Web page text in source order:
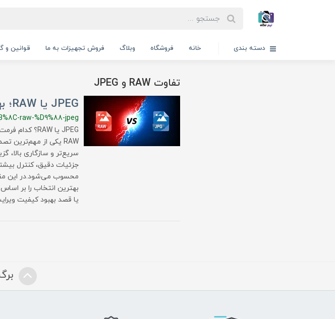
دسته بندی خانه فروشگاه وبلاگ فروش تجهیزات به ما قوانین و
تفاوت RAW و JPEG
JPEG یا RAW؛ بهترین فرمت برای عکاسی چیست؟
raw-%D9%88-jpeg
سریع‌تر و سازگاری بالا،
محسوب می‌شود.در این
بهترین انتخاب را بر
یا قصد بهبود کیفیت